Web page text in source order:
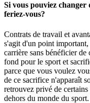
Si vous pouviez changer
feriez-vous?
Contrats de travail et
s'agit d'un point
carrière sans bénéficier de
fond pour le sport et
parce que vous voulez
de ce sacrifice n'apparaît
retrouvez privé de
dehors du monde du sport.